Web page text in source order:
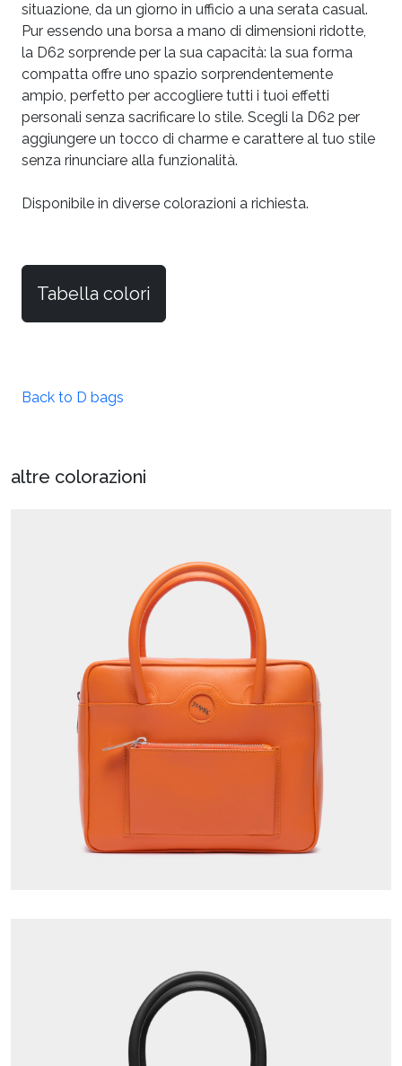
situazione, da un giorno in ufficio a una serata casual.
Pur essendo una borsa a mano di dimensioni ridotte,
la D62 sorprende per la sua capacità: la sua forma
compatta offre uno spazio sorprendentemente
ampio, perfetto per accogliere tutti i tuoi effetti
personali senza sacrificare lo stile. Scegli la D62 per
aggiungere un tocco di charme e carattere al tuo stile
senza rinunciare alla funzionalità.
Disponibile in diverse colorazioni a richiesta.
Tabella colori
Back to D bags
altre colorazioni